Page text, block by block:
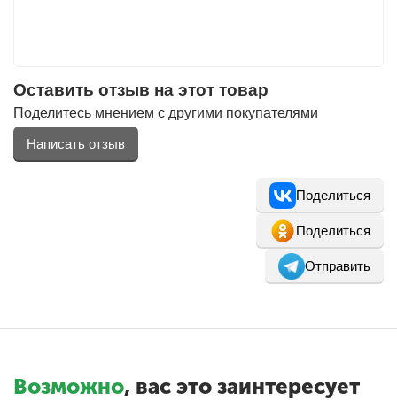
Оставить отзыв на этот товар
Поделитесь мнением с другими покупателями
Написать отзыв
Поделиться
Поделиться
Отправить
Возможно, вас это заинтересует